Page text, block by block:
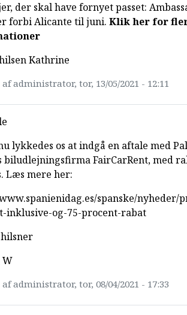
der skal have fornyet passet:
forbi Alicante til juni. Klik her for
Kathrine
administrator, tor, 13/05/2021 - 12:11
lykkedes os at indgå en aftale med
biludlejningsfirma FairCarRent, med
Læs mere her:
spanske/nyheder/
inklusive-og-75-procent-rabat
W
administrator, tor, 08/04/2021 - 17:33